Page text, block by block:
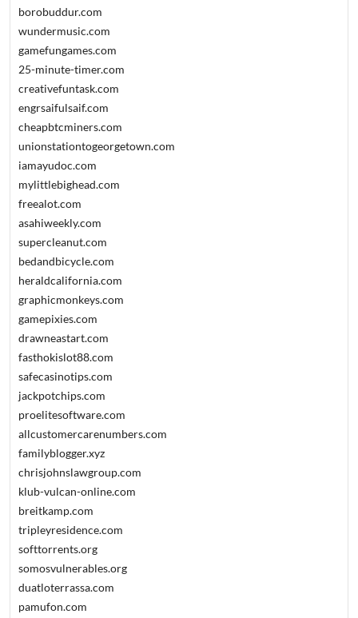
borobuddur.com
wundermusic.com
gamefungames.com
25-minute-timer.com
creativefuntask.com
engrsaifulsaif.com
cheapbtcminers.com
unionstationtogeorgetown.com
iamayudoc.com
mylittlebighead.com
freealot.com
asahiweekly.com
supercleanut.com
bedandbicycle.com
heraldcalifornia.com
graphicmonkeys.com
gamepixies.com
drawneastart.com
fasthokislot88.com
safecasinotips.com
jackpotchips.com
proelitesoftware.com
allcustomercarenumbers.com
familyblogger.xyz
chrisjohnslawgroup.com
klub-vulcan-online.com
breitkamp.com
tripleyresidence.com
softtorrents.org
somosvulnerables.org
duatloterrassa.com
pamufon.com